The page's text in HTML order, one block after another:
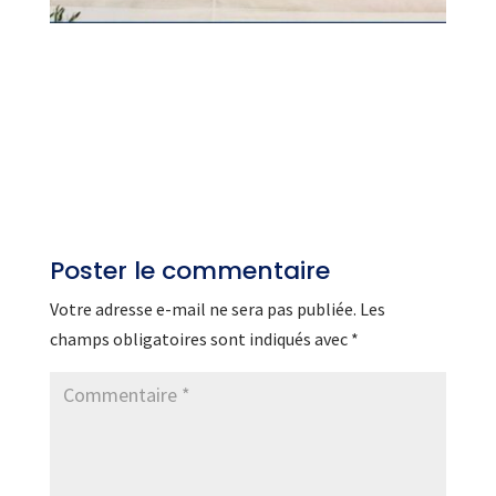
Poster le commentaire
Votre adresse e-mail ne sera pas publiée. Les
champs obligatoires sont indiqués avec *